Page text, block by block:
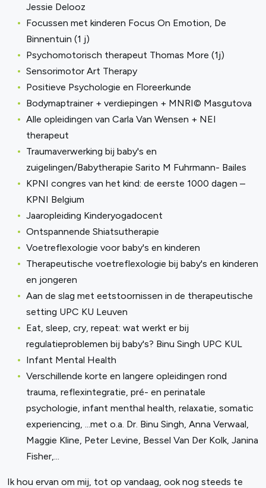
Jessie Delooz
Focussen met kinderen Focus On Emotion, De
Binnentuin (1 j)
Psychomotorisch therapeut Thomas More (1j)
Sensorimotor Art Therapy
Positieve Psychologie en Floreerkunde
Bodymaptrainer + verdiepingen + MNRI©️ Masgutova
Alle opleidingen van Carla Van Wensen + NEI
therapeut
Traumaverwerking bij baby's en
zuigelingen/Babytherapie Sarito M Fuhrmann- Bailes
KPNI congres van het kind: de eerste 1000 dagen –
KPNI Belgium
Jaaropleiding Kinderyogadocent
Ontspannende Shiatsutherapie
Voetreflexologie voor baby's en kinderen
Therapeutische voetreflexologie bij baby's en kinderen
en jongeren
Aan de slag met eetstoornissen in de therapeutische
setting UPC KU Leuven
Eat, sleep, cry, repeat: wat werkt er bij
regulatieproblemen bij baby's? Binu Singh UPC KUL
Infant Mental Health
Verschillende korte en langere opleidingen rond
trauma, reflexintegratie, pré- en perinatale
psychologie, infant menthal health, relaxatie, somatic
experiencing, ...met o.a. Dr. Binu Singh, Anna Verwaal,
Maggie Kline, Peter Levine, Bessel Van Der Kolk, Janina
Fisher,...
Ik hou ervan om mij, tot op vandaag, ook nog steeds te